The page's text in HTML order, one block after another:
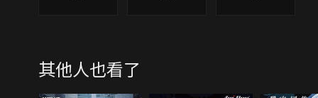
其他人也看了